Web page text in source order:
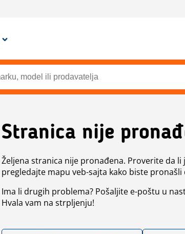
Stranica nije
Željena stranica nije pronađena. Proverite da li
pregledajte mapu veb-sajta kako biste
Ima li drugih problema? Pošaljite e-poštu u
Hvala vam na strpljenju!